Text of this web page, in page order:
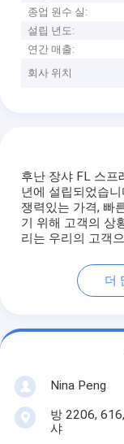
종업 원수 실:
설립 년도:
연간 매출:
회사 위치
후난 장샤 FL 스프
년에 설립되었습
쟁력있는 가격, 빠
기 위해 고객의 상
리는 우리의 고객
더
Nina Peng
방 2206,
샤